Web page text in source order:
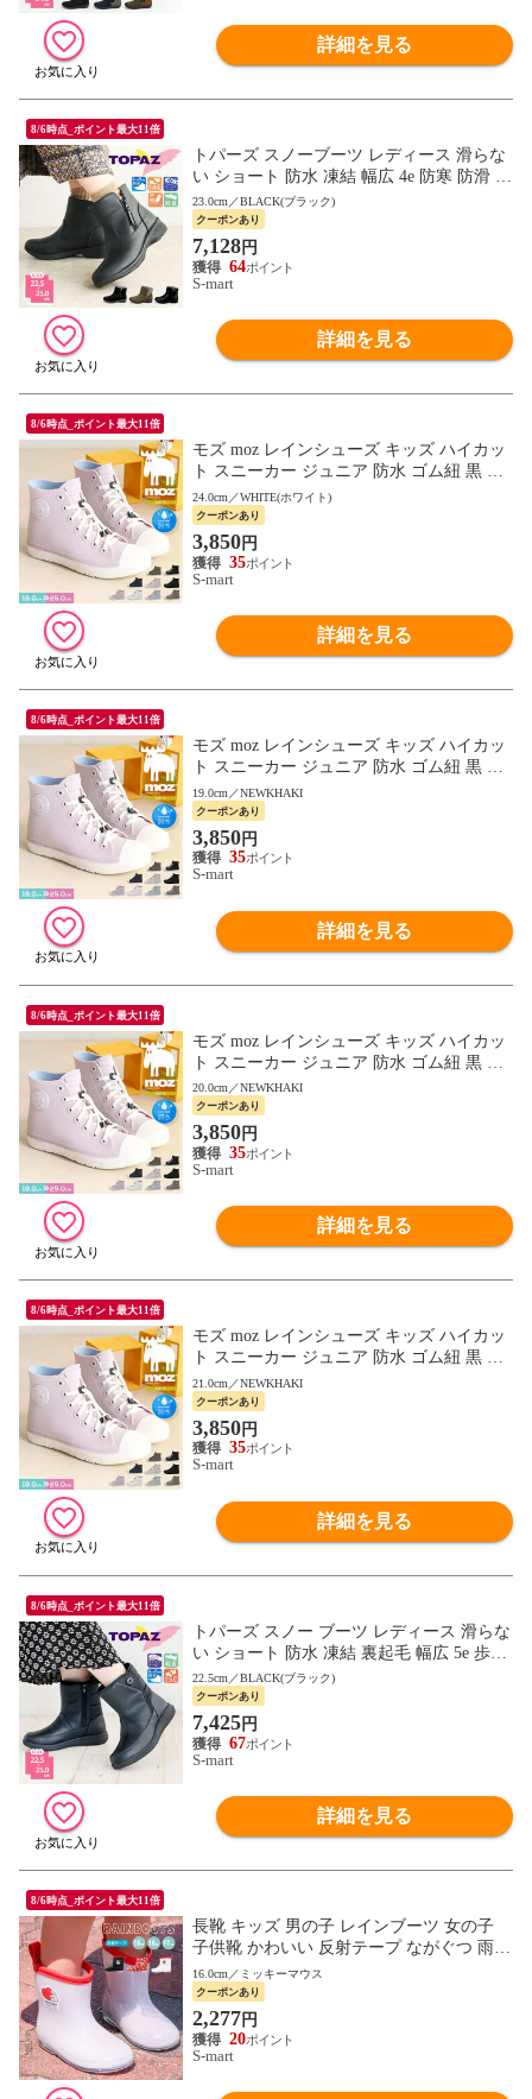
詳細を見る
8/6時点_ポイント最大11倍
トパーズ スノーブーツ レディース 滑らな
い ショート 防水 凍結 幅広 4e 防寒 防滑 軽
量 暖かい レインブーツ ミセス topaz 4830
23.0cm／BLACK(ブラック)
クーポンあり
7,128円
64
S-mart
詳細を見る
8/6時点_ポイント最大11倍
モズ moz レインシューズ キッズ ハイカッ
ト スニーカー ジュニア 防水 ゴム紐 黒 ブ
ラック ベージュ グレー ブラウン 7417 701
7
24.0cm／WHITE(ホワイト)
クーポンあり
3,850円
35
S-mart
詳細を見る
8/6時点_ポイント最大11倍
モズ moz レインシューズ キッズ ハイカッ
ト スニーカー ジュニア 防水 ゴム紐 黒 ブ
ラック ベージュ グレー ブラウン 7417 701
7
19.0cm／NEWKHAKI
クーポンあり
3,850円
35
S-mart
詳細を見る
8/6時点_ポイント最大11倍
モズ moz レインシューズ キッズ ハイカッ
ト スニーカー ジュニア 防水 ゴム紐 黒 ブ
ラック ベージュ グレー ブラウン 7417 701
7
20.0cm／NEWKHAKI
クーポンあり
3,850円
35
S-mart
詳細を見る
8/6時点_ポイント最大11倍
モズ moz レインシューズ キッズ ハイカッ
ト スニーカー ジュニア 防水 ゴム紐 黒 ブ
ラック ベージュ グレー ブラウン 7417 701
7
21.0cm／NEWKHAKI
クーポンあり
3,850円
35
S-mart
詳細を見る
8/6時点_ポイント最大11倍
トパーズ スノー ブーツ レディース 滑らな
い ショート 防水 凍結 裏起毛 幅広 5e 歩き
やすい 防寒 防滑 軽量 レイン コンフォー
ト シューズ 靴 5513 TOPAZ
22.5cm／BLACK(ブラック)
クーポンあり
7,425円
67
S-mart
詳細を見る
8/6時点_ポイント最大11倍
長靴 キッズ 男の子 レインブーツ 女の子
子供靴 かわいい 反射テープ ながぐつ 雨具
通園 ディズニー ミッキー ミニー ベイマッ
クス RIBT
16.0cm／ミッキーマウス
クーポンあり
2,277 円
20
S-mart